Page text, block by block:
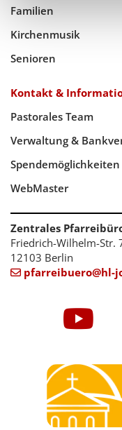
Familien
Kirchenmusik
Senioren
Kontakt &
Pastorales Team
Verwaltung &
Spendemöglichkeiten
WebMaster
Zentrales
Friedrich-Wilhelm-Str.
12103 Berlin
 pfarreibuero@hl-